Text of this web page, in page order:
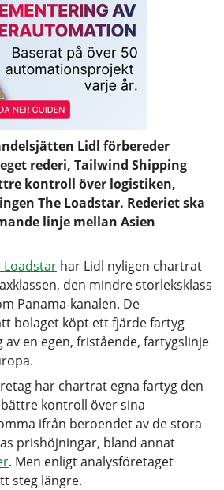
Lidl förbereder
rederi, Tailwind Shipping
kontroll över logistiken,
The Loadstar. Rederiet ska
linje mellan Asien
Loadstar har Lidl nyligen chartrat
den mindre storleksklass
Panama-kanalen. De
bolaget köpt ett fjärde fartyg
en egen, fristående, fartygslinje
har chartrat egna fartyg den
kontroll över sina
ifrån beroendet av de stora
prishöjningar, bland annat
. Men enligt analysföretaget
steg längre.